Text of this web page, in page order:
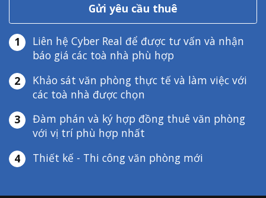
Gửi yêu cầu thuê
1
Liên hệ Cyber Real để được tư vấn và nhận
báo giá các toà nhà phù hợp
2
Khảo sát văn phòng thực tế và làm việc với
các toà nhà được chọn
3
Đàm phán và ký hợp đồng thuê văn phòng
với vị trí phù hợp nhất
4
Thiết kế - Thi công văn phòng mới